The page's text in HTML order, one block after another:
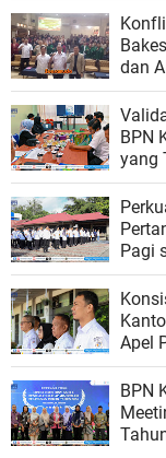
dan
BPN
yang
Pagi
Apel
BPN